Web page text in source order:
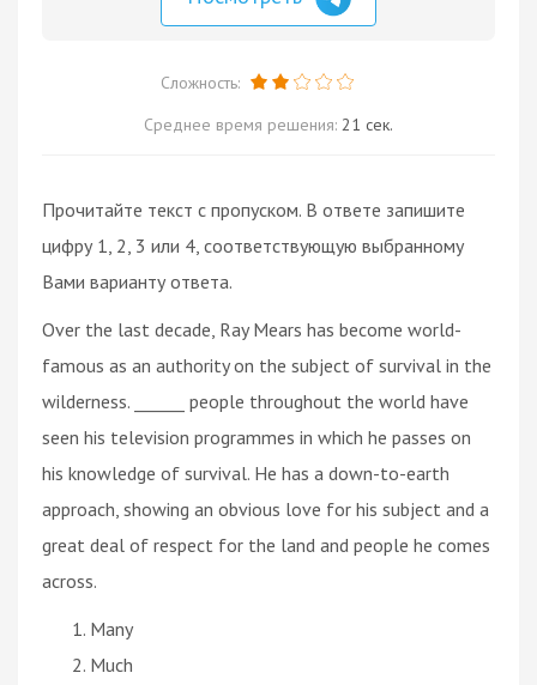
Сложность:
Среднее время решения: 21 сек.
Прочитайте текст с пропуском. В ответе запишите
цифру 1, 2, 3 или 4, соответствующую выбранному
Вами варианту ответа.
Over the last decade, Ray Mears has become world-
famous as an authority on the subject of survival in the
wilderness. ______ people throughout the world have
seen his television programmes in which he passes on
his knowledge of survival. He has a down-to-earth
approach, showing an obvious love for his subject and a
great deal of respect for the land and people he comes
across.
Many
Much